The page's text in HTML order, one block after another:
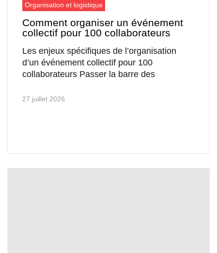
Organisation et logistique
Comment organiser un événement
collectif pour 100 collaborateurs
Les enjeux spécifiques de l’organisation
d’un événement collectif pour 100
collaborateurs Passer la barre des
27 juillet 2026